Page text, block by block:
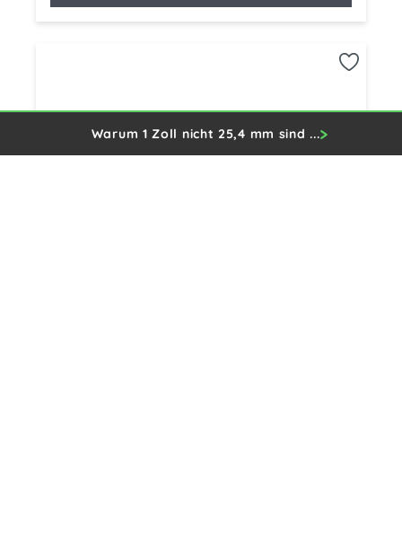
Warum 1 Zoll nicht 25,4 mm sind ...